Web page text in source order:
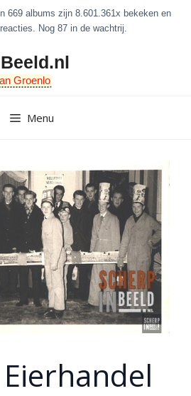
669 albums zijn 8.601.361x bekeken en
Nog 87 in de wachtrij.
Groenlo
Menu